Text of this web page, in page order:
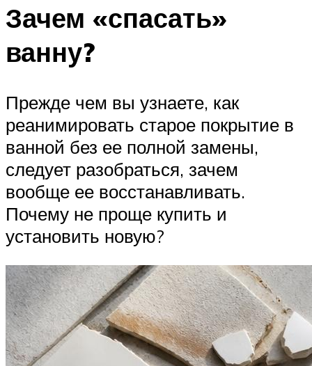
Зачем «спасать»
ванну?
Прежде чем вы узнаете, как
реанимировать старое покрытие в
ванной без ее полной замены,
следует разобраться, зачем
вообще ее восстанавливать.
Почему не проще купить и
установить новую?